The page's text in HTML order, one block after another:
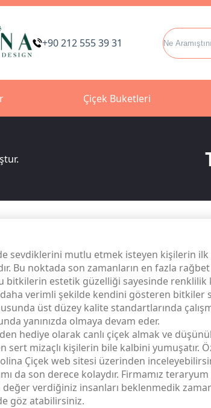
+90 212 555 39 31
Çiçek Buketleri
sevdiklerini mutlu etmek isteyen kişilerin
Bu noktada son zamanların en fazla
bitkilerin estetik güzelliği sayesinde
daha verimli şekilde kendini gösteren
üst düzey kalite standartlarında
yanınızda olmaya devam eder.
hediye olarak canlı çiçek almak ve
sert mizaçlı kişilerin bile kalbini yumuşatır.
Çiçek web sitesi üzerinden
da son derece kolaydır. Firmamız
değer verdiğiniz insanları beklenmedik
göz atabilirsiniz.